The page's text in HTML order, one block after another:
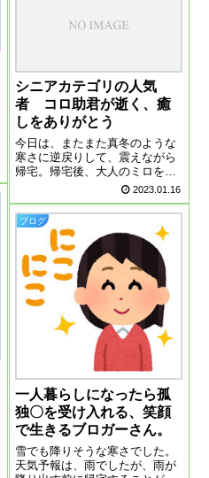
神経を使いそう、...
シニアカテゴリの人気
者 コロ助君が逝く、癒
しをありがとう
今日は、またまた真冬のような
寒さに逆戻りして、震えながら
帰宅。帰宅後、大人のミロを飲
んで、身体を温めました。パソ
コンを開いて、シニアカテゴリ
のブログを読ませていただいて
いると、とっても悲しい知らせ
が目に飛び込んできました。か
んこブログのコロ...
2023.01.16
ブログ
一人暮らしになったら孤
独〇を受け入れる、笑顔
で生きるブロガーさん。
雪でも降りそうな寒さでした。
天気予報は、雨でしたが、雨が